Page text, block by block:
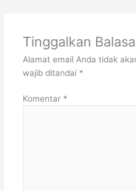
Tinggalkan
Alamat email Anda tidak
wajib ditandai *
Komentar *